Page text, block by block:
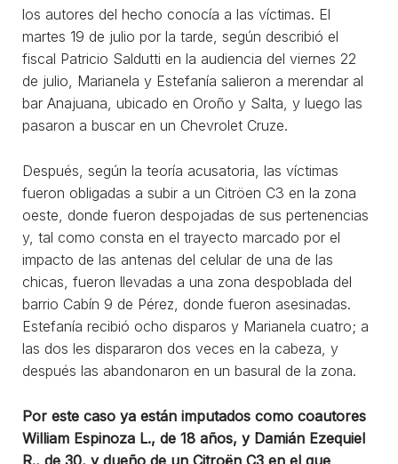
los autores del hecho conocía a las víctimas. El
martes 19 de julio por la tarde, según describió el
fiscal Patricio Saldutti en la audiencia del viernes 22
de julio, Marianela y Estefanía salieron a merendar al
bar Anajuana, ubicado en Oroño y Salta, y luego las
pasaron a buscar en un Chevrolet Cruze.
Después, según la teoría acusatoria, las víctimas
fueron obligadas a subir a un Citröen C3 en la zona
oeste, donde fueron despojadas de sus pertenencias
y, tal como consta en el trayecto marcado por el
impacto de las antenas del celular de una de las
chicas, fueron llevadas a una zona despoblada del
barrio Cabín 9 de Pérez, donde fueron asesinadas.
Estefanía recibió ocho disparos y Marianela cuatro; a
las dos les dispararon dos veces en la cabeza, y
después las abandonaron en un basural de la zona.
Por este caso ya están imputados como coautores
William Espinoza L., de 18 años, y Damián Ezequiel
R., de 30, y dueño de un Citroën C3 en el que